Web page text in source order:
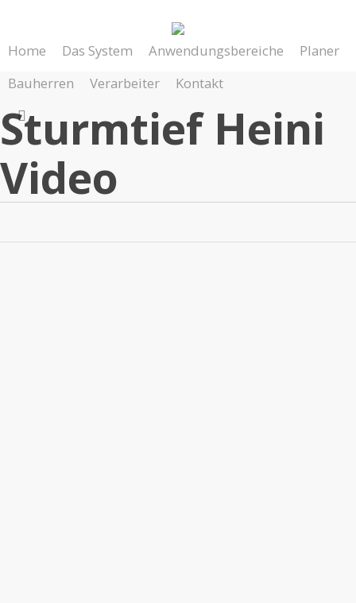
main
Home Das System Anwendungsbereiche
Planer
Bauherren
Verarbeiter Kontakt
search
Sturmtief Heini
Video